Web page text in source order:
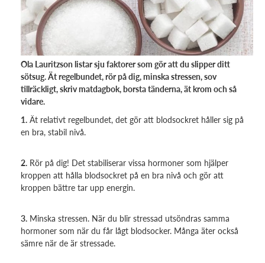
Ola Lauritzson listar sju faktorer som gör att du slipper ditt
sötsug. Ät regelbundet, rör på dig, minska stressen, sov
tillräckligt, skriv matdagbok, borsta tänderna, ät krom och så
vidare.
1. Ät relativt regelbundet, det gör att blodsockret håller sig på
en bra, stabil nivå.
2. Rör på dig! Det stabiliserar vissa hormoner som hjälper
kroppen att hålla blodsockret på en bra nivå och gör att
kroppen bättre tar upp energin.
3. Minska stressen. När du blir stressad utsöndras samma
hormoner som när du får lågt blodsocker. Många äter också
sämre när de är stressade.